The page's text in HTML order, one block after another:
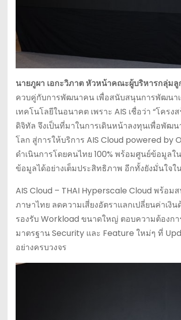
นายภูผา เอกะวิภาต หัวหน้าคณะผู้บริหารกลุ่ม
ควบคู่กับการพัฒนาคน เพื่อสนับสนุนการพัฒนาเ
เทคโนโลยีในอนาคต เพราะ AIS เชื่อว่า “โค
ดิจิทัล จึงเป็นที่มาในการเดินหน้าลงทุนเพื่อพัฒ
โลก สู่การให้บริการ AIS Cloud powered
ดำเนินการโดยคนไทย 100% พร้อมศูนย์ข้อมูล
ข้อมูลได้อย่างเต็มประสิทธิภาพ อีกทั้งยังมั่นใจ
AIS Cloud – THAI Hyperscale Cloud พร้อ
ภาษาไทย ลดความเสี่ยงอัตราแลกเปลี่ยนค่าเงิ
รองรับ Workload ขนาดใหญ่ ตอบความต้องก
มาตรฐาน Security และ Feature ใหม่ๆ ที่
อย่างครบวงจร